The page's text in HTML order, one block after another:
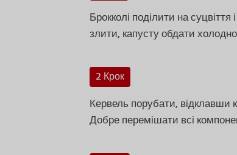
Брокколі поділити на суцвіття
злити, капусту обдати
2 Крок
Кервель порубати, відклавши
Добре перемішати всі